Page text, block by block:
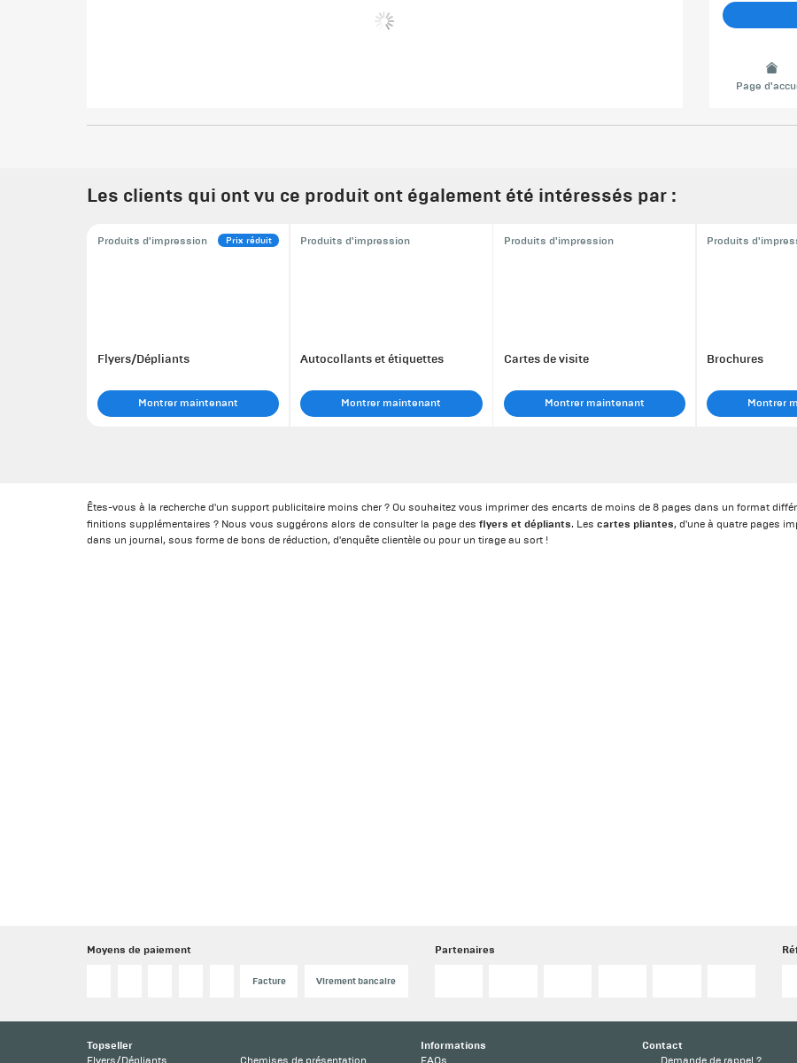
Page
Les clients qui ont vu ce produit ont également été intéressés par :
Produits d'impression Prix réduit
Flyers/Dépliants
Montrer maintenant
Produits d'impression
Autocollants et étiquettes
Montrer maintenant
Produits d'impression
Cartes de visite
Montrer maintenant
Produits
Brochures
Montrer
Êtes-vous à la recherche d'un support publicitaire moins cher ? Ou souhaitez vous imprimer des encarts de moins de 8 pages dans un format
finitions supplémentaires ? Nous vous suggérons alors de consulter la page desflyers et dépliants. Lescartes pliantes, d'une à quatre pages
dans un journal, sous forme de bons de réduction, d'enquête clientèle ou pour un tirage au sort !
Moyens de paiement
Facture Virement bancaire
Partenaires
Topseller Informations Contact